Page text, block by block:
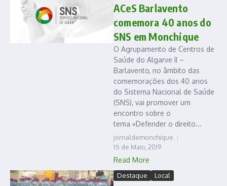
ACeS Barlavento
comemora 40 anos do
SNS em Monchique
O Agrupamento de Centros de
Saúde do Algarve II –
Barlavento, no âmbito das
comemorações dos 40 anos
do Sistema Nacional de Saúde
(SNS), vai promover um
encontro sobre o
tema «Defender o direito...
jornaldemonchique
15 de Maio, 2019
Read More
Destaque Local